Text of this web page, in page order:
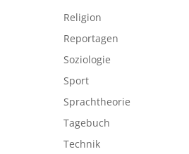
Religion
Reportagen
Soziologie
Sport
Sprachtheorie
Tagebuch
Technik